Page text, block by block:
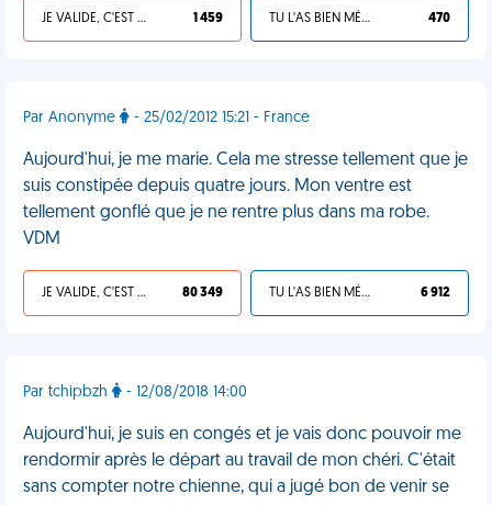
JE VALIDE, C'EST UNE VDM 1 459 TU L'AS BIEN MÉRITÉ 470
Par Anonyme - 25/02/2012 15:21 - France
Aujourd'hui, je me marie. Cela me stresse tellement que je
suis constipée depuis quatre jours. Mon ventre est
tellement gonflé que je ne rentre plus dans ma robe.
VDM
JE VALIDE, C'EST UNE VDM 80 349 TU L'AS BIEN MÉRITÉ 6 912
Par tchipbzh - 12/08/2018 14:00
Aujourd'hui, je suis en congés et je vais donc pouvoir me
rendormir après le départ au travail de mon chéri. C'était
sans compter notre chienne, qui a jugé bon de venir se